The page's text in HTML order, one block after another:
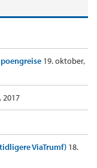
19. oktober,
2017
ViaTrumf) 18.